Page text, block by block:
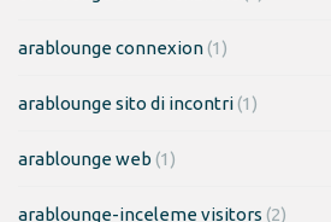
arablounge connexion(1)
arablounge sito di incontri(1)
arablounge web (1)
arablounge-inceleme visitors (2)